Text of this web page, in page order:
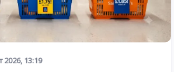
2026, 13:19